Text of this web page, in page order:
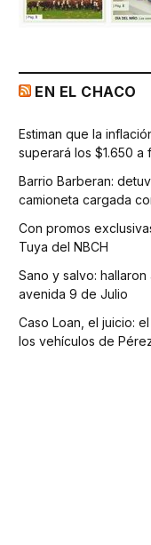
EN EL CHACO
Estiman que la
superará los $1.650 a
Barrio Barberan:
camioneta cargada
Con promos
Tuya del NBCH
Sano y salvo:
avenida 9 de Julio
Caso Loan, el juicio:
los vehículos de